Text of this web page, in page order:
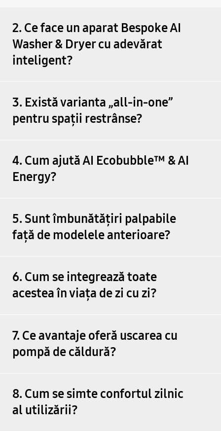
2. Ce face un aparat Bespoke AI
Washer & Dryer cu adevărat
inteligent?
3. Există varianta „all-in-one”
pentru spații restrânse?
4. Cum ajută AI Ecobubble™ & AI
Energy?
5. Sunt îmbunătățiri palpabile
față de modelele anterioare?
6. Cum se integrează toate
acestea în viața de zi cu zi?
7. Ce avantaje oferă uscarea cu
pompă de căldură?
8. Cum se simte confortul zilnic
al utilizării?